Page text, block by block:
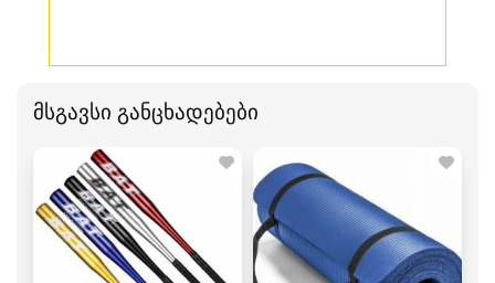
მსგავსი განცხადებები